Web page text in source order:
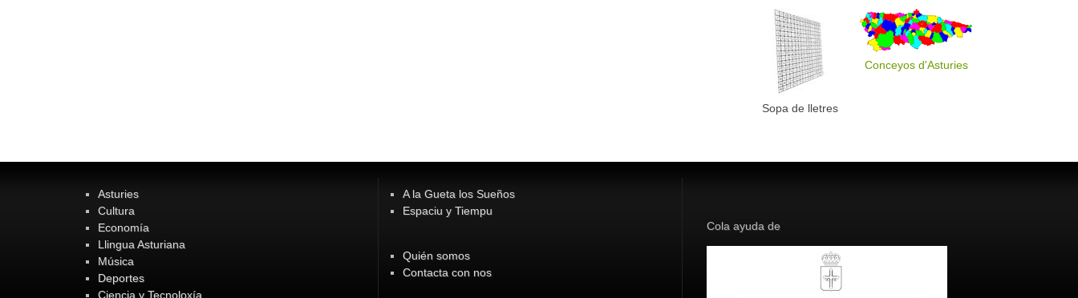
Sopa de lletres
Conceyos d'Asturies
Asturies
Cultura
Economía
Llingua Asturiana
Música
Deportes
Ciencia y Tecnoloxía
A la Gueta los Sueños
Espaciu y Tiempu
Quién somos
Contacta con nos
Cola ayuda de